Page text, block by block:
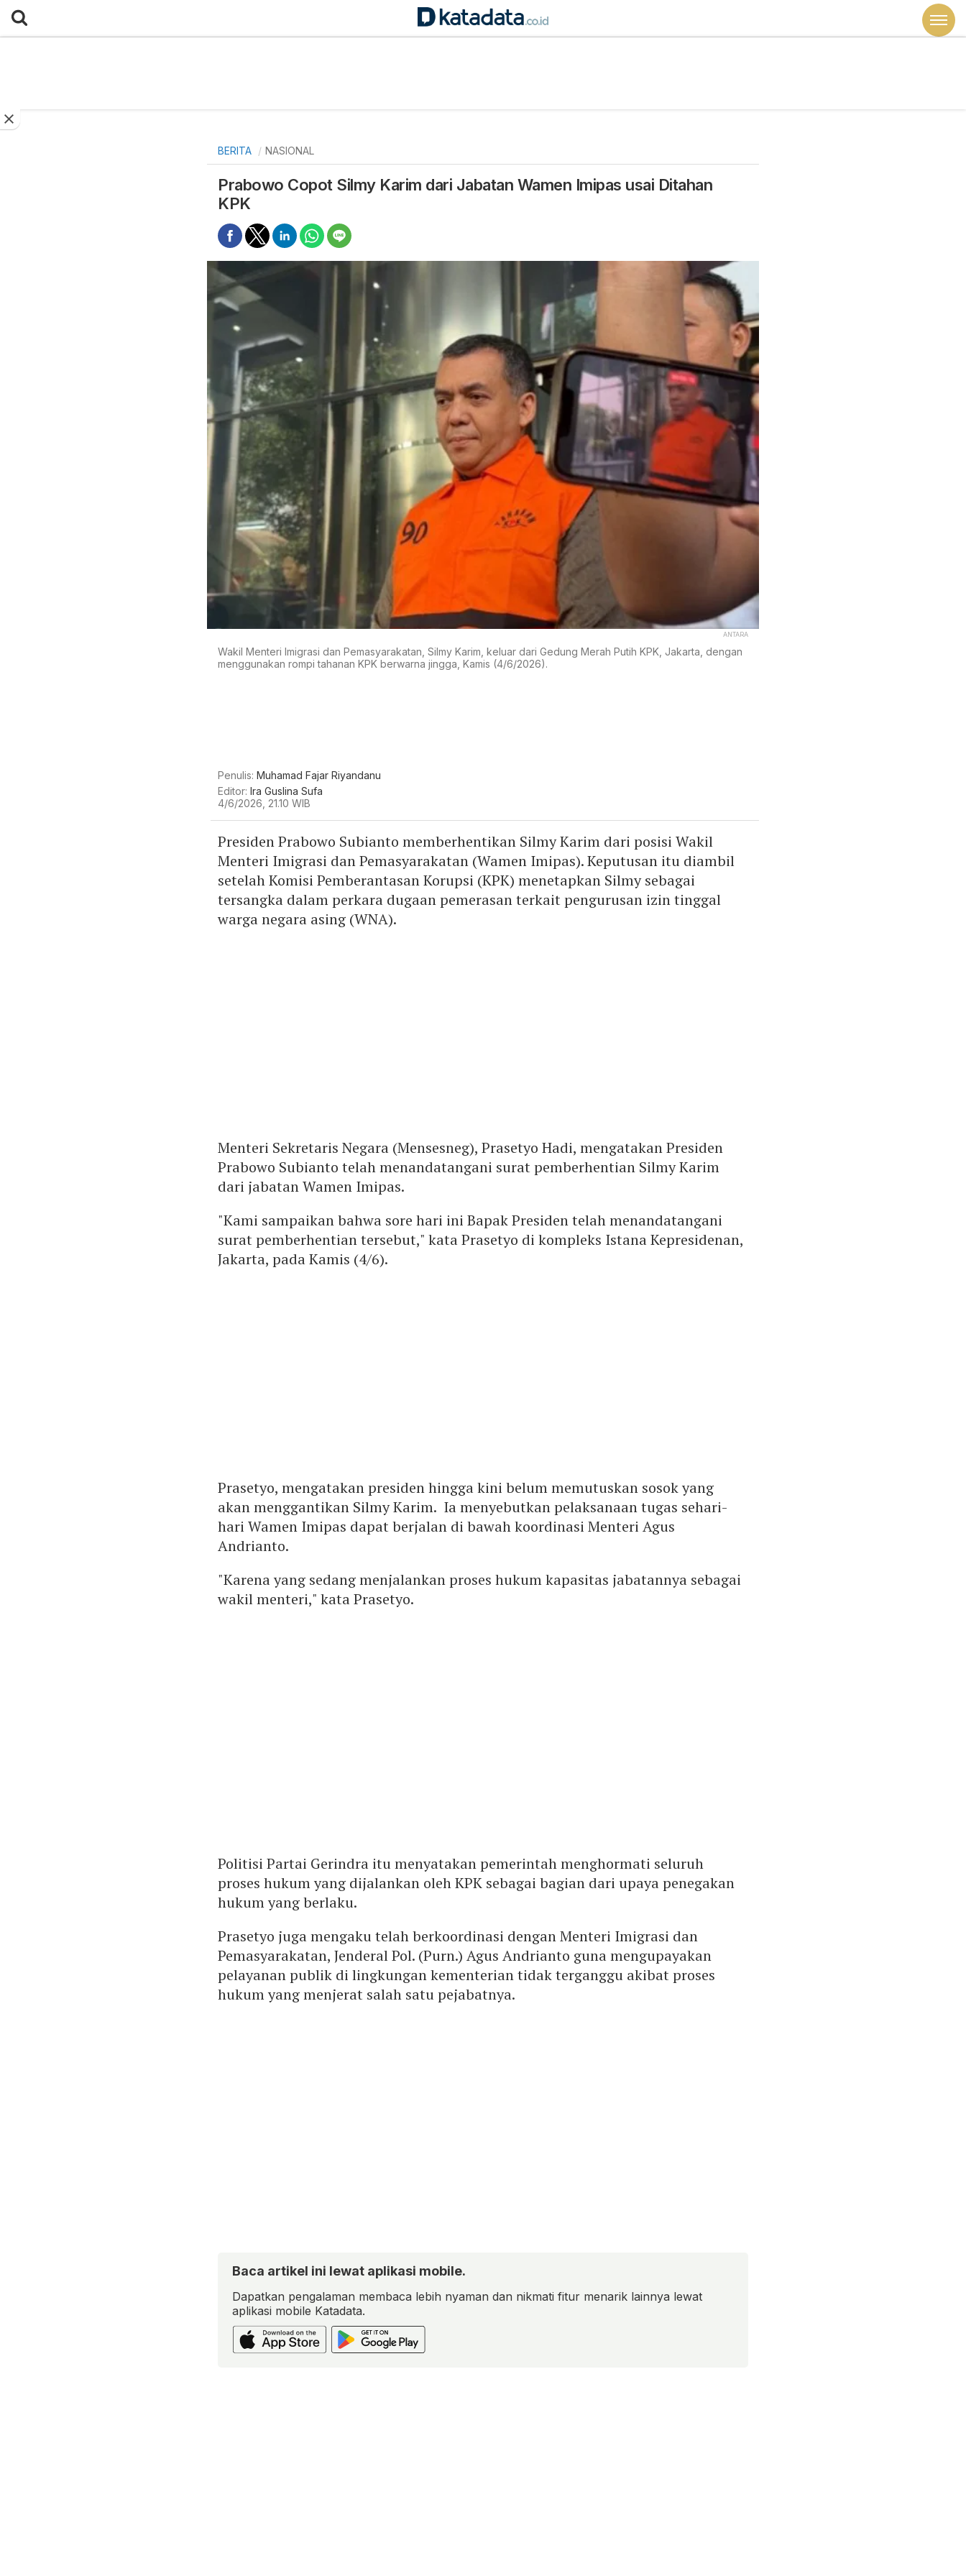
BERITA NASIONAL
Prabowo Copot Silmy Karim dari Jabatan Wamen Imipas usai Ditahan
KPK
ANTARA
Wakil Menteri Imigrasi dan Pemasyarakatan, Silmy Karim, keluar dari Gedung Merah Putih KPK, Jakarta, dengan
menggunakan rompi tahanan KPK berwarna jingga, Kamis (4/6/2026).
Penulis: Muhamad Fajar Riyandanu
Editor: Ira Guslina Sufa
4/6/2026, 21.10 WIB
Presiden Prabowo Subianto memberhentikan Silmy Karim dari posisi Wakil
Menteri Imigrasi dan Pemasyarakatan (Wamen Imipas). Keputusan itu diambil
setelah Komisi Pemberantasan Korupsi (KPK) menetapkan Silmy sebagai
tersangka dalam perkara dugaan pemerasan terkait pengurusan izin tinggal
warga negara asing (WNA).
Menteri Sekretaris Negara (Mensesneg), Prasetyo Hadi, mengatakan Presiden
Prabowo Subianto telah menandatangani surat pemberhentian Silmy Karim
dari jabatan Wamen Imipas.
"Kami sampaikan bahwa sore hari ini Bapak Presiden telah menandatangani
surat pemberhentian tersebut," kata Prasetyo di kompleks Istana Kepresidenan,
Jakarta, pada Kamis (4/6).
Prasetyo, mengatakan presiden hingga kini belum memutuskan sosok yang
akan menggantikan Silmy Karim. Ia menyebutkan pelaksanaan tugas sehari-
hari Wamen Imipas dapat berjalan di bawah koordinasi Menteri Agus
Andrianto.
"Karena yang sedang menjalankan proses hukum kapasitas jabatannya sebagai
wakil menteri," kata Prasetyo.
Politisi Partai Gerindra itu menyatakan pemerintah menghormati seluruh
proses hukum yang dijalankan oleh KPK sebagai bagian dari upaya penegakan
hukum yang berlaku.
Prasetyo juga mengaku telah berkoordinasi dengan Menteri Imigrasi dan
Pemasyarakatan, Jenderal Pol. (Purn.) Agus Andrianto guna mengupayakan
pelayanan publik di lingkungan kementerian tidak terganggu akibat proses
hukum yang menjerat salah satu pejabatnya.
Baca artikel ini lewat aplikasi mobile.
Dapatkan pengalaman membaca lebih nyaman dan nikmati fitur menarik lainnya lewat
aplikasi mobile Katadata.